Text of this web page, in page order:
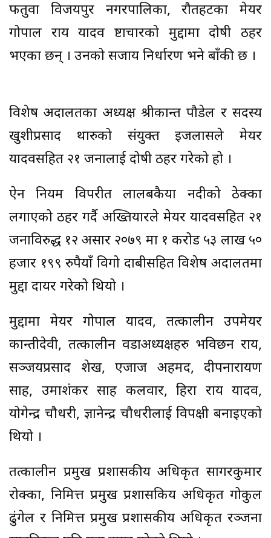
फतुवा विजयपुर नगरपालिका, रौतहटका मेयर
गोपाल राय यादव भ्रष्टाचारको मुद्दामा दोषी ठहर
भएका छन् । उनको सजाय निर्धारण भने बाँकी छ ।
विशेष अदालतका अध्यक्ष श्रीकान्त पौडेल र सदस्य
खुशीप्रसाद थारुको संयुक्त इजलासले मेयर
यादवसहित २१ जनालाई दोषी ठहर गरेको हो ।
ऐन नियम विपरीत लालबकैया नदीको ठेक्का
लगाएको ठहर गर्दै अख्तियारले मेयर यादवसहित २१
जनाविरुद्ध १२ असार २०७९ मा १ करोड ५३ लाख ५०
हजार १९९ रुपैयाँ विगो दाबीसहित विशेष अदालतमा
मुद्दा दायर गरेको थियो ।
मुद्दामा मेयर गोपाल यादव, तत्कालीन उपमेयर
कान्तीदेवी, तत्कालीन वडाअध्यक्षहरु भविछन राय,
सञ्जयप्रसाद शेख, एजाज अहमद, दीपनारायण
साह, उमाशंकर साह कलवार, हिरा राय यादव,
योगेन्द्र चौधरी, ज्ञानेन्द्र चौधरीलाई विपक्षी बनाइएको
थियो ।
तत्कालीन प्रमुख प्रशासकीय अधिकृत सागरकुमार
रोक्का, निमित्त प्रमुख प्रशासकिय अधिकृत गोकुल
ढुंगेल र निमित्त प्रमुख प्रशासकीय अधिकृत रञ्जना